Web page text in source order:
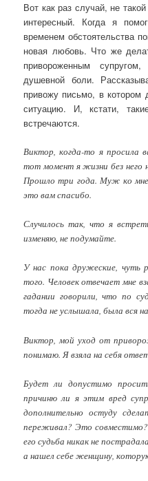
Вот как раз случай, не
интересный. Когда я
временем обстоятельства
новая любовь. Что же
привороженным
душевной боли.
привожу письмо, в котором
ситуацию. И, кстати,
встречаются.
Виктор, когда-то я просила
тот момент я жизни без него
Прошло три года. Муж ко мне
это вам спасибо.
Случилось так, что я
изменяю, не подумайте.
У нас пока дружеские, чуть
того. Человек отвечает мне
гадании говорили, что по
тогда не услышала, была вся
Виктор, мой уход от
понимаю. Я взяла на себя
Будет ли допустимо
причиню ли я этим вред
дополнительно остуду
переживал? Это
его судьба никак не
а нашел себе женщину,